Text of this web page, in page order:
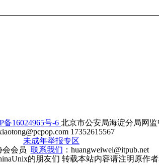
备16024965号-6 北京市公安局海淀分局网监
17352615567
未成年举报专区
会会员 联系我们 ：huangweiwei@itpub.net
的朋友们 转载本站内容请注明原作